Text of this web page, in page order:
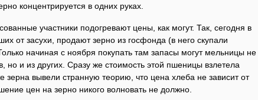
концентрируется в одних руках.
участники подо­гревают цены, как могут. Так, сегодня в
от засухи, продают зерно из госфонда (в него скупали
начиная с ноября покупать там запасы могут мельницы не
но и из других. Сразу же стоимость этой пшеницы взлетела
вывели странную теорию, что цена хлеба не зависит от
цен на зерно никого волновать не должно.